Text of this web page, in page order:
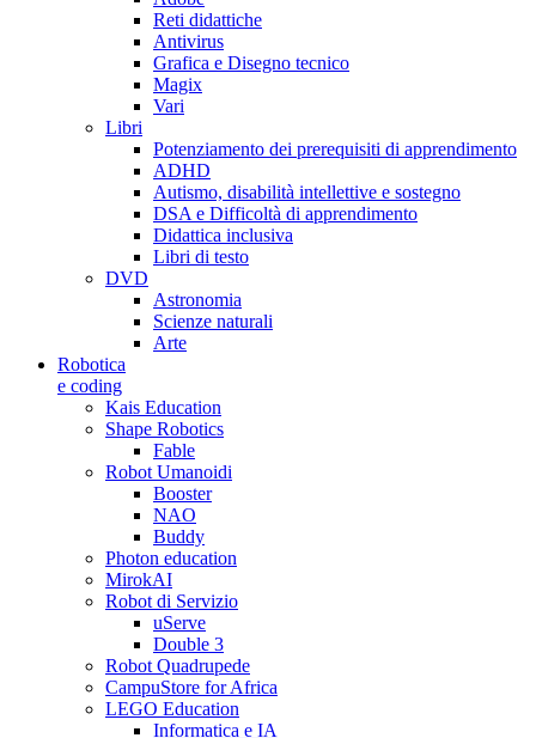
Reti didattiche
Antivirus
Grafica e Disegno tecnico
Magix
Vari
Libri
Potenziamento dei prerequisiti di apprendimento
ADHD
Autismo, disabilità intellettive e sostegno
DSA e Difficoltà di apprendimento
Didattica inclusiva
Libri di testo
DVD
Astronomia
Scienze naturali
Arte
Robotica
e coding
Kais Education
Shape Robotics
Fable
Robot Umanoidi
Booster
NAO
Buddy
Photon education
MirokAI
Robot di Servizio
uServe
Double 3
Robot Quadrupede
CampuStore for Africa
LEGO Education
Informatica e IA